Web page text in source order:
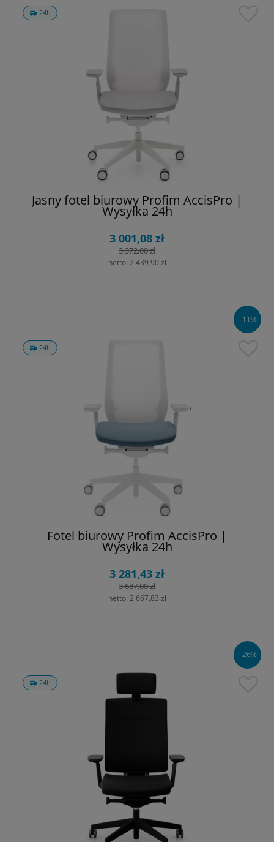
24h
Jasny fotel biurowy Profim AccisPro |
Wysyłka 24h
3 001,08 zł
3 372,00 zł
netto: 2 439,90 zł
24h
Fotel biurowy Profim AccisPro |
Wysyłka 24h
3 281,43 zł
3 687,00 zł
netto: 2 667,83 zł
- 11%
24h
- 26%